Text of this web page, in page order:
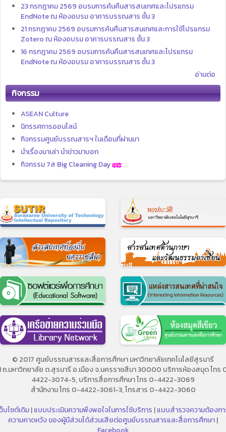
23 กรกฎาคม 2569 อบรมการค้นคืนสารสนเทศและโปรแกรม
EndNote ณ ห้องอบรม อาคารบรรณสาร ชั้น 3
21 กรกฎาคม 2569 อบรมการค้นคืนสารสนเทศและการใช้โปรแกรม
Zotero ณ ห้องอบรม อาคารบรรณสาร ชั้น 3
16 กรกฎาคม 2569 อบรมการค้นคืนสารสนเทศและโปรแกรม
EndNote ณ ห้องอบรม อาคารบรรณสาร ชั้น 3
อ่านต่อ
กิจกรรม
ASEAN Culture
นิทรรศการออนไลน์
กิจกรรมศูนย์บรรณสารฯ ในเดือนที่ผ่านมา
นำเรื่องมาเล่า นำข่าวมาบอก
กิจกรรม 7ส Big Cleaning Day
© 2017 ศูนย์บรรณสารและสื่อการศึกษา มหาวิทยาลัยเทคโนโลยีสุรนารี
ถ.มหาวิทยาลัย ต.สุรนารี อ.เมือง จ.นครราชสีมา 30000 บริการห้องสมุด โทร
4422-3074-5, บริการสื่อการศึกษา โทร 0-4422-3069
สำนักงาน โทร 0-4422-3061-3, โทรสาร 0-4422-3060
บไซต์เดิม|แบบประเมินความพึงพอใจในการใช้บริการ |แบบสำรวจความต้องก
ความคาดหวัง ของผู้มีส่วนได้ส่วนเสียต่อศูนย์บรรณสารและสื่อการศึกษา|